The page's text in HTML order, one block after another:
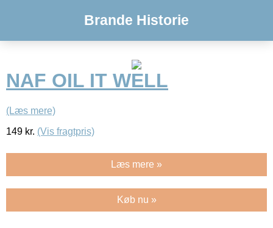
Brande Historie
NAF OIL IT WELL
(Læs mere)
149 kr. (Vis fragtpris)
Læs mere »
Køb nu »